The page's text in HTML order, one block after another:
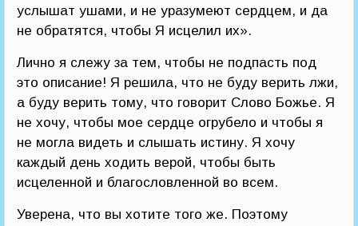
услышат ушами, и не уразумеют сердцем, и да
не обратятся, чтобы Я исцелил их».
Лично я слежу за тем, чтобы не подпасть под
это описание! Я решила, что не буду верить лжи,
а буду верить тому, что говорит Слово Божье. Я
не хочу, чтобы мое сердце огрубело и чтобы я
не могла видеть и слышать истину. Я хочу
каждый день ходить верой, чтобы быть
исцеленной и благословленной во всем.
Уверена, что вы хотите того же. Поэтому